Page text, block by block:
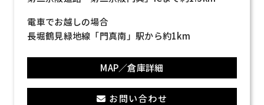
電車でお越しの場合
長堀鶴見緑地線「門真南」駅から約1km
MAP／倉庫詳細
お問い合わせ